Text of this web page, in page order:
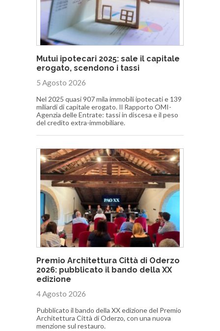
Mutui ipotecari 2025: sale il capitale
erogato, scendono i tassi
5 Agosto 2026
Nel 2025 quasi 907 mila immobili ipotecati e 139
miliardi di capitale erogato. Il Rapporto OMI-
Agenzia delle Entrate: tassi in discesa e il peso
del credito extra-immobiliare.
Premio Architettura Città di Oderzo
2026: pubblicato il bando della XX
edizione
4 Agosto 2026
Pubblicato il bando della XX edizione del Premio
Architettura Città di Oderzo, con una nuova
menzione sul restauro.